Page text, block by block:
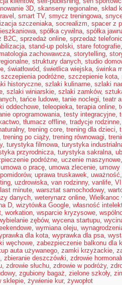
3D, skanseny regionalne, skład
, smart TV, smycz treningowa,
szczeniaka, socrealizm, spacer z
, spółka cywilna, spółka
B2C, sprzedaż online, sprzedaż
, stand-up polski, stare fotografie
zachowawcza, storytelling,
, struktury danych, studio
, światłowód, świetlica wiejska, świnka
szczepienia podróżne, szczepienie kota,
historyczne, szlaki kulinarne, szlaki
, szlaki winiarskie, szlaki zamków,
, tańce ludowe, tanie noclegi, teatr
oddechowe, teleopieka, terapia online,
oprogramowania, testy integracyjne,
, tłumacz offline, tradycje rodzinne
, trening core, trening dla dzieci,
, trening po ciąży, trening równowagi,
, turystyka filmowa, turystyka
przyrodnicza, turystyka sakralna,
podróżne, uczenie maszynowe
umowa o pracę, umowa zlecenie, umowy
, uprawa truskawek, uważność
, uzdrowiska, van rodzinny, vanlife,
minute, warsztat samochodowy,
danych, weterynarz online, Wielkanoc
D, wizytówka Google, własność
, workation, wsparcie kryzysowe,
zębów, wycena startupu,
, wymiana oleju,
dla kota, wyprawka dla psa,
węchowe, zabezpieczenie balkonu dla
auta używanego, zamki krzyżackie,
, zbieranie deszczówki, zdrowie
, zdrowie słuchu, zdrowie w podróży,
, zgubiony bagaż, zielone szkoły,
sklepie, żywienie kur, żywopłot